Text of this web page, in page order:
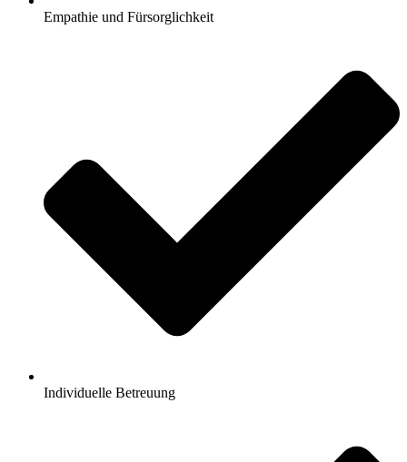
Empathie und Fürsorglichkeit
Individuelle Betreuung